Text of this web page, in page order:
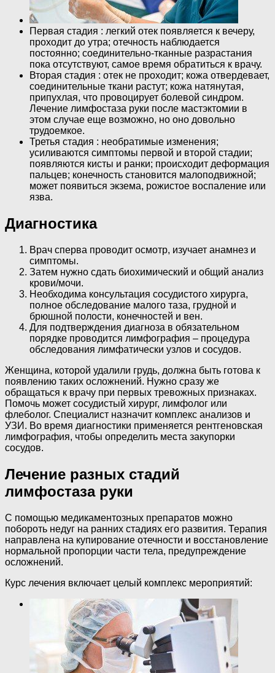
Первая стадия : легкий отек появляется к вечеру,
проходит до утра; отечность наблюдается
постоянно; соединительно-тканные разрастания
пока отсутствуют, самое время обратиться к врачу.
Вторая стадия : отек не проходит; кожа отвердевает,
соединительные ткани растут; кожа натянутая,
припухлая, что провоцирует болевой синдром.
Лечение лимфостаза руки после мастэктомии в
этом случае еще возможно, но оно довольно
трудоемкое.
Третья стадия : необратимые изменения;
усиливаются симптомы первой и второй стадии;
появляются кисты и ранки; происходит деформация
пальцев; конечность становится малоподвижной;
может появиться экзема, рожистое воспаление или
язва.
Диагностика
Врач сперва проводит осмотр, изучает анамнез и
симптомы.
Затем нужно сдать биохимический и общий анализ
крови/мочи.
Необходима консультация сосудистого хирурга,
полное обследование малого таза, грудной и
брюшной полости, конечностей и вен.
Для подтверждения диагноза в обязательном
порядке проводится лимфография – процедура
обследования лимфатически узлов и сосудов.
Женщина, которой удалили грудь, должна быть готова к
появлению таких осложнений. Нужно сразу же
обращаться к врачу при первых тревожных признаках.
Помочь может сосудистый хирург, лимфолог или
флеболог. Специалист назначит комплекс анализов и
УЗИ. Во время диагностики применяется рентгеновская
лимфография, чтобы определить места закупорки
сосудов.
Лечение разных стадий
лимфостаза руки
С помощью медикаментозных препаратов можно
побороть недуг на ранних стадиях его развития. Терапия
направлена на купирование отечности и восстановление
нормальной пропорции части тела, предупреждение
осложнений.
Курс лечения включает целый комплекс мероприятий: